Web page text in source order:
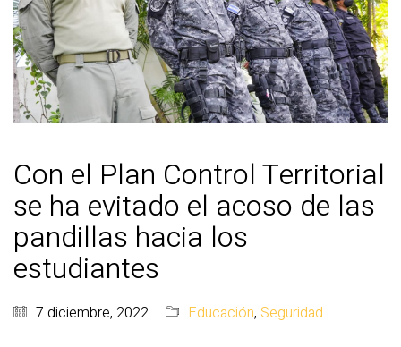
Con el Plan Control Territorial
se ha evitado el acoso de las
pandillas hacia los
estudiantes
7 diciembre, 2022 Educación, Seguridad